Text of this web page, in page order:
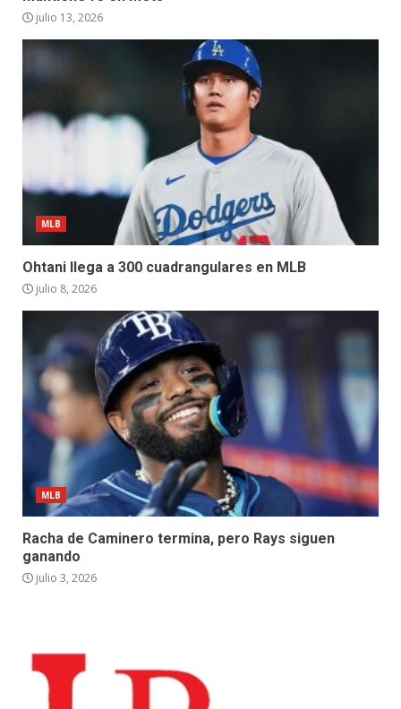
julio 13, 2026
MLB
Ohtani llega a 300 cuadrangulares en MLB
julio 8, 2026
MLB
Racha de Caminero termina, pero Rays siguen
ganando
julio 3, 2026